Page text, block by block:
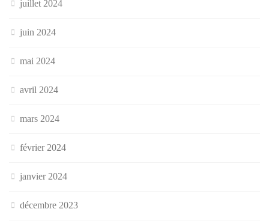
juillet 2024
juin 2024
mai 2024
avril 2024
mars 2024
février 2024
janvier 2024
décembre 2023